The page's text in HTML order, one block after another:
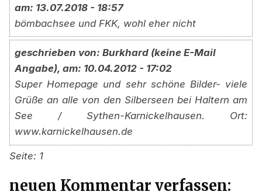
am: 13.07.2018 - 18:57
bömbachsee und FKK, wohl eher nicht
geschrieben von: Burkhard (keine E-Mail
Angabe), am: 10.04.2012 - 17:02
Super Homepage und sehr schöne Bilder- viele
Grüße an alle von den Silberseen bei Haltern am
See / Sythen-Karnickelhausen. Ort:
www.karnickelhausen.de
Seite: 1
neuen Kommentar verfassen: